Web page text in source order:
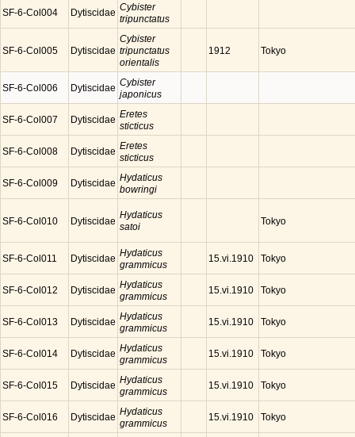
SF-6-Col004 Dytiscidae Cybister
tripunctatus
SF-6-Col005 Dytiscidae
Cybister
tripunctatus
orientalis
1912 Tokyo
SF-6-Col006 Dytiscidae Cybister
japonicus
SF-6-Col007 Dytiscidae Eretes
sticticus
SF-6-Col008 Dytiscidae Eretes
sticticus
SF-6-Col009 Dytiscidae Hydaticus
bowringi
SF-6-Col010 Dytiscidae
Hydaticus
satoi
Tokyo
SF-6-Col011 Dytiscidae Hydaticus
grammicus
15.vi.1910 Tokyo
SF-6-Col012 Dytiscidae Hydaticus
grammicus
15.vi.1910 Tokyo
SF-6-Col013 Dytiscidae Hydaticus
grammicus
15.vi.1910 Tokyo
SF-6-Col014 Dytiscidae Hydaticus
grammicus
15.vi.1910 Tokyo
SF-6-Col015 Dytiscidae Hydaticus
grammicus
15.vi.1910 Tokyo
SF-6-Col016 Dytiscidae Hydaticus
grammicus
15.vi.1910 Tokyo